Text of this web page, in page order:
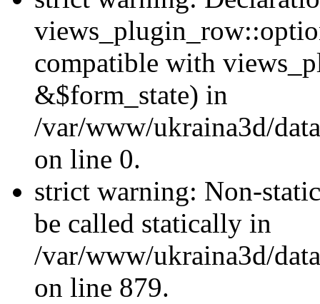
compatible with
&$form_state) in
/var/www/ukraina3d/
on line 0.
strict warning: Non-
be called statically in
/var/www/ukraina3d/
on line 879.